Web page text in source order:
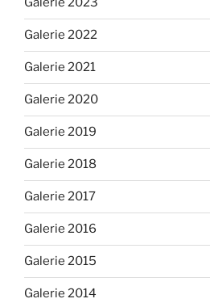
Galerie 2022
Galerie 2021
Galerie 2020
Galerie 2019
Galerie 2018
Galerie 2017
Galerie 2016
Galerie 2015
Galerie 2014